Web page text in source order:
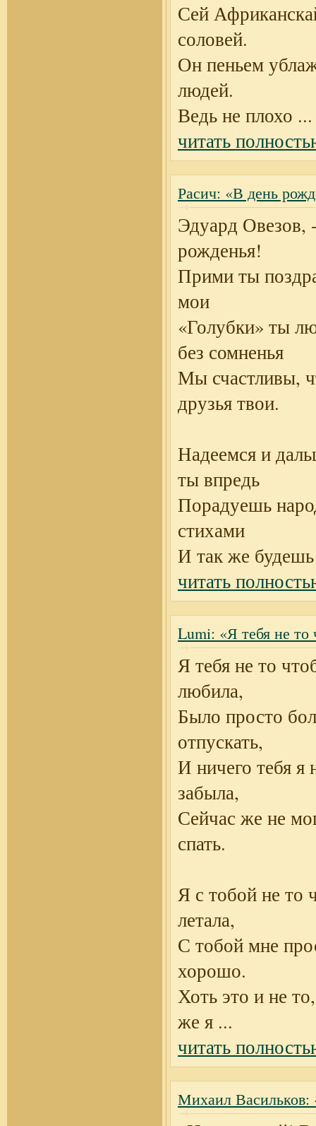
Сей
соловей.
Он пеньем
людей.
Ведь не плохо ...
читать
Расич: «В день
Эдуард Овезов,
рожденья!
Прими ты
мои
«Голубки» ты
без сомненья
Мы счастливы,
друзья твои.
Надеемся и
ты впредь
Порадуешь
стихами
И так же будешь
читать
Lumi: «Я тебя не
Я тебя не то
любила,
Было просто
отпускать,
И ничего тебя я
забыла,
Сейчас же не
спать.
Я с тобой не то
летала,
С тобой мне
хорошо.
Хоть это и не
же я ...
читать
Михаил Васильков: